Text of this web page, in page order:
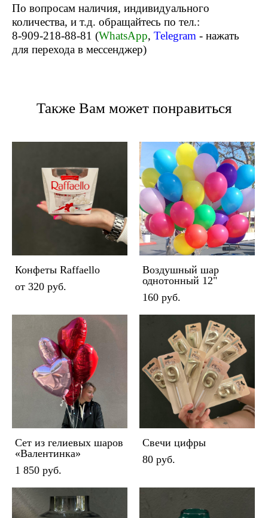
По вопросам наличия, индивидуального
количества, и т.д. обращайтесь по тел.:
8-909-218-88-81 (WhatsApp, Telegram - нажать
для перехода в мессенджер)
Также Вам может понравиться
Конфеты Raffaello
от 320 pуб.
Воздушный шар
однотонный 12"
160 pуб.
Сет из гелиевых шаров
«Валентинка»
1 850 pуб.
Свечи цифры
80 pуб.